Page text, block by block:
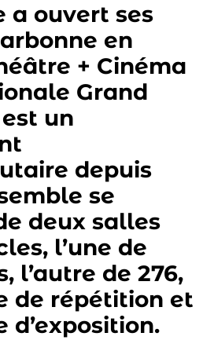
a ouvert ses
en
+ Cinéma
Grand
un
depuis
se
deux salles
l’une de
l’autre de 276,
de répétition et
d’exposition.